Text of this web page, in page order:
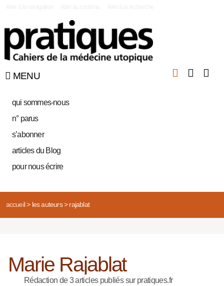
MENU
qui sommes-nous
n° parus
s’abonner
articles du Blog
pour nous écrire
accueil> les auteurs> rajablat
Marie Rajablat
Rédaction de 3 articles publiés sur pratiques.fr